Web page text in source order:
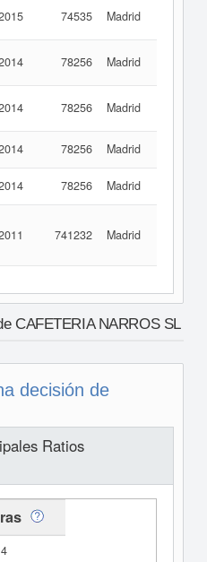
74535 Madrid
78256 Madrid
78256 Madrid
78256 Madrid
78256 Madrid
741232 Madrid
CAFETERIA NARROS SL
decisión de
Ratios